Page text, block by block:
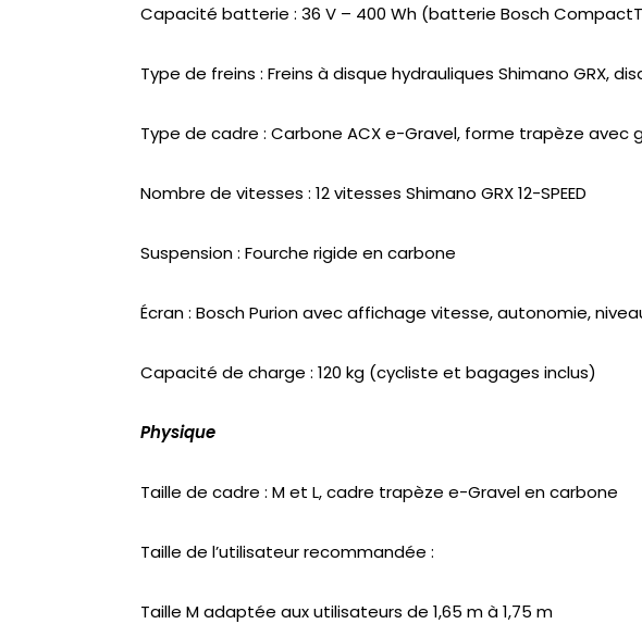
Capacité batterie : 36 V – 400 Wh (batterie Bosch
Type de freins : Freins à disque hydrauliques Shimano GRX,
Type de cadre : Carbone ACX e-Gravel, forme trapèze
Nombre de vitesses : 12 vitesses Shimano GRX 12-SPEED
Suspension : Fourche rigide en carbone
Écran : Bosch Purion avec affichage vitesse, autonomie,
Capacité de charge : 120 kg (cycliste et bagages inclus)
Physique
Taille de cadre : M et L, cadre trapèze e-Gravel en carbone
Taille de l’utilisateur recommandée :
Taille M adaptée aux utilisateurs de 1,65 m à 1,75 m